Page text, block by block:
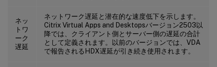
ネッ
トワ
ーク
遅延
ネットワーク遅延と潜在的な速度低下を示します。
Citrix Virtual Apps and Desktopsバージョン2503以
降では、クライアント側とサーバー側の遅延の合計
として定義されます。以前のバージョンでは、VDA
で報告されるHDX遅延が引き続き使用されます。